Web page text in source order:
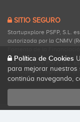
SITIO SEGURO
Startupxplore PSFP, S.L.
autorizada por la CNMV
Startupxplore PSFP, S.L.
Participativa registrado
participativa.
Política de Cookies
para mejorar
continúa navegando,